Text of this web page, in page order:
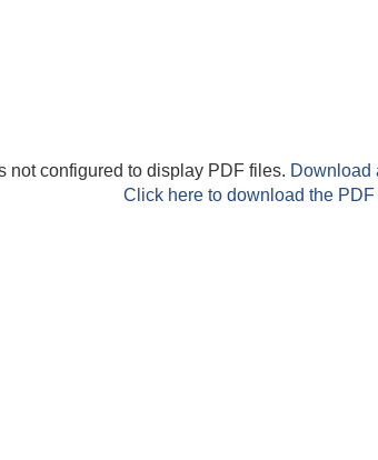
not configured to display PDF files. Download
Click here to download the PDF